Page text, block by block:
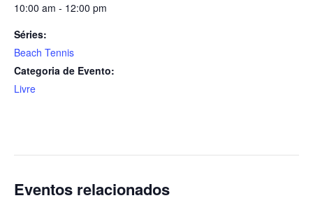
10:00 am - 12:00 pm
Séries:
Beach Tennis
Categoria de Evento:
Livre
Eventos relacionados